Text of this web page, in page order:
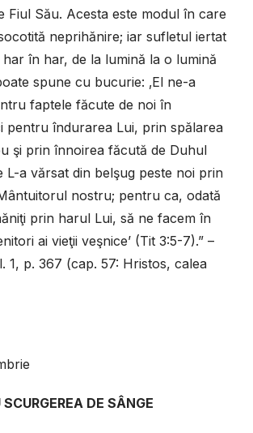
Fiul Său. Acesta este modul în care
neprihănire; iar sufletul iertat
în har, de la lumină la o lumină
spune cu bucurie: ‚El ne-a
faptele făcute de noi în
pentru îndurarea Lui, prin spălarea
şi prin înnoirea făcută de Duhul
L-a vărsat din belşug peste noi prin
nostru; pentru ca, odată
prin harul Lui, să ne facem în
ai vieţii veşnice’ (Tit 3:5-7).” –
1, p. 367 (cap. 57: Hristos, calea
DE SÂNGE